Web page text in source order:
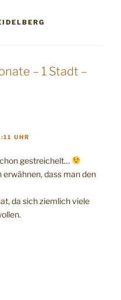
– 1 Stadt –
UHR
gestreichelt…
dass man den
da sich ziemlich viele